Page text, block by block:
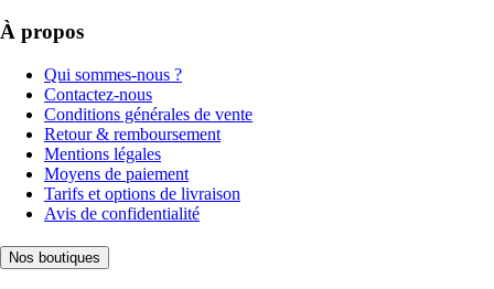
À propos
Qui sommes-nous ?
Contactez-nous
Conditions générales de vente
Retour & remboursement
Mentions légales
Moyens de paiement
Tarifs et options de livraison
Avis de confidentialité
Nos boutiques